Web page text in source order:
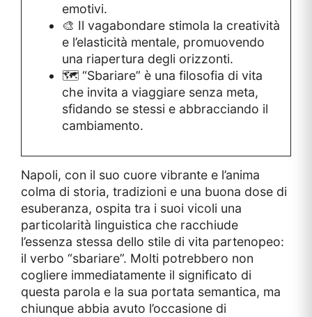
emotivi.
🎨 Il vagabondare stimola la creatività
e l’elasticità mentale, promuovendo
una riapertura degli orizzonti.
🗺️ “Sbariare” è una filosofia di vita
che invita a viaggiare senza meta,
sfidando se stessi e abbracciando il
cambiamento.
Napoli, con il suo cuore vibrante e l’anima
colma di storia, tradizioni e una buona dose di
esuberanza, ospita tra i suoi vicoli una
particolarità linguistica che racchiude
l’essenza stessa dello stile di vita partenopeo:
il verbo “sbariare”. Molti potrebbero non
cogliere immediatamente il significato di
questa parola e la sua portata semantica, ma
chiunque abbia avuto l’occasione di